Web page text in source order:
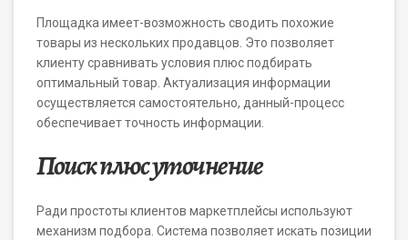
Площадка имеет-возможность сводить похожие
товары из нескольких продавцов. Это позволяет
клиенту сравнивать условия плюс подбирать
оптимальный товар. Актуализация информации
осуществляется самостоятельно, данный-процесс
обеспечивает точность информации.
Поиск плюс уточнение
Ради простоты клиентов маркетплейсы используют
механизм подбора. Система позволяет искать позиции